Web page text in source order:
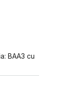
BAA3 cu